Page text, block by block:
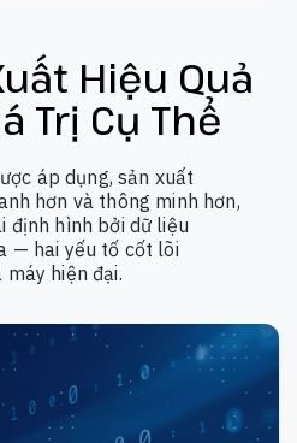
Hiệu Quả
Trị Cụ Thể
áp dụng, sản xuất
hơn và thông minh hơn,
định hình bởi dữ liệu
— hai yếu tố cốt lõi
máy hiện đại.